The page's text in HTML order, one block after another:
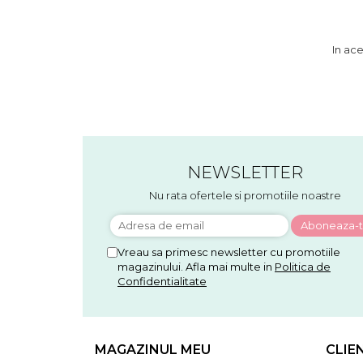
In
NEWSLETTER
Nu rata ofertele si promotiile noastre
Vreau sa primesc newsletter cu promotiile
magazinului. Afla mai multe in Politica de
Confidentialitate
MAGAZINUL MEU